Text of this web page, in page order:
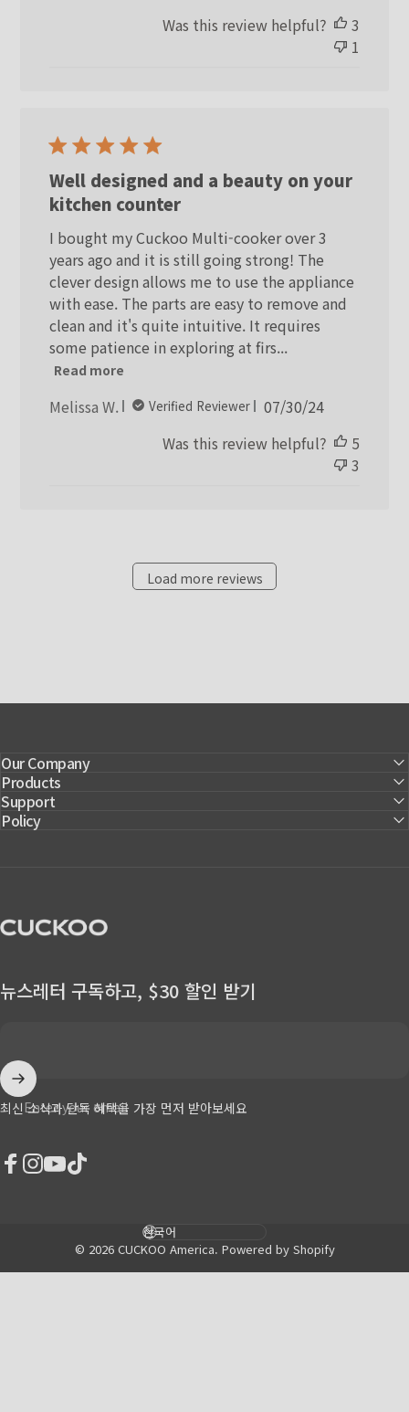
Was this review helpful?
3
1
Well designed and a beauty on your
kitchen counter
I bought my Cuckoo Multi-cooker over 3
years ago and it is still going strong! The
clever design allows me to use the appliance
with ease. The parts are easy to remove and
clean and it's quite intuitive. It requires
some patience in exploring at firs...
Read more
Melissa W. Verified Reviewer
Published
07/30/24
Was this review helpful?
5
3
Load more reviews
Our Company
Products
Support
Policy
CUCKOO America
뉴스레터 구독하고, $30 할인 받기
Enter your email
최신 소식과 단독 혜택을 가장 먼저 받아보세요
© 2026 CUCKOO America. Powered by Shopify
Language